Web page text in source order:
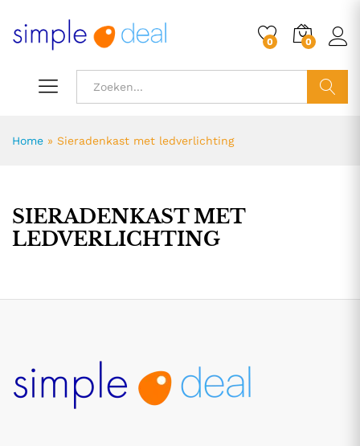
0 0
Home » Sieradenkast met ledverlichting
SIERADENKAST MET
LEDVERLICHTING